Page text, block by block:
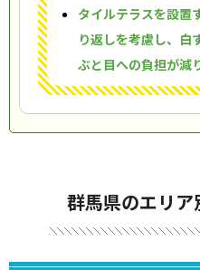
タイルテラスを設置
り返しを考慮し、白
ぶと目への負担が減
群馬県のエリ